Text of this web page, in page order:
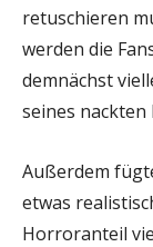
retuschieren
werden die
demnächst
seines
Außerdem
etwas
Horroranteil